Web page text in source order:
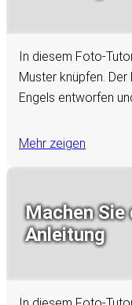
In diesem Foto-
Muster knüpfen.
Engels entworfen
Mehr zeigen
Machen Sie
Anleitung